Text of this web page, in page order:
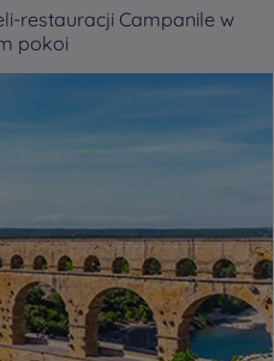
restauracji Campanile w
pokoi